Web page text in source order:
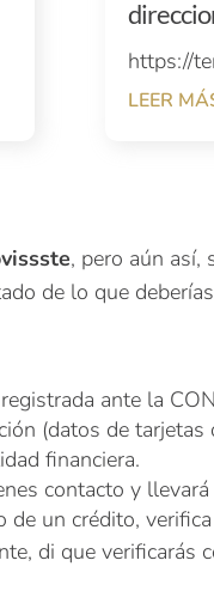
https://
LEER
, pero aún así,
de lo que
ante la
(datos de
financiera.
contacto y
un crédito,
di que verificarás